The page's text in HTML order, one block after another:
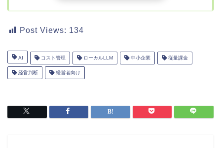
Post Views: 134
AI コスト管理 ローカルLLM 中小企業 従量課金
経営判断 経営者向け